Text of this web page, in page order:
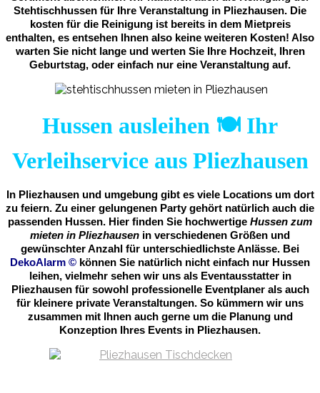
Stehtischhussen für Ihre Veranstaltung in Pliezhausen. Die
kosten für die Reinigung ist bereits in dem Mietpreis
enthalten, es entsehen Ihnen also keine weiteren Kosten! Also
warten Sie nicht lange und werten Sie Ihre Hochzeit, Ihren
Geburtstag, oder einfach nur eine Veranstaltung auf.
Hussen ausleihen 🍽️ Ihr
Verleihservice aus Pliezhausen
In Pliezhausen und umgebung gibt es viele Locations um dort
zu feiern. Zu einer gelungenen Party gehört natürlich auch die
passenden Hussen. Hier finden Sie hochwertige Hussen zum
mieten in Pliezhausen in verschiedenen Größen und
gewünschter Anzahl für unterschiedlichste Anlässe. Bei
DekoAlarm © können Sie natürlich nicht einfach nur Hussen
leihen, vielmehr sehen wir uns als Eventausstatter in
Pliezhausen für sowohl professionelle Eventplaner als auch
für kleinere private Veranstaltungen. So kümmern wir uns
zusammen mit Ihnen auch gerne um die Planung und
Konzeption Ihres Events in Pliezhausen.